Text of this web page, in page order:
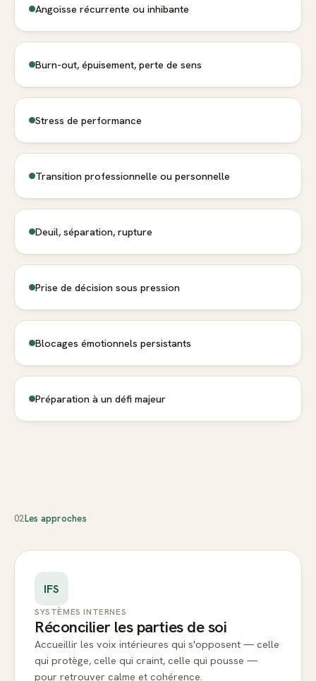
Angoisse récurrente ou inhibante
Burn-out, épuisement, perte de sens
Stress de performance
Transition professionnelle ou personnelle
Deuil, séparation, rupture
Prise de décision sous pression
Blocages émotionnels persistants
Préparation à un défi majeur
02Les approches
IFS
SYSTÈMES INTERNES
Réconcilier les parties de soi
Accueillir les voix intérieures qui s'opposent — celle
qui protège, celle qui craint, celle qui pousse —
pour retrouver calme et cohérence.